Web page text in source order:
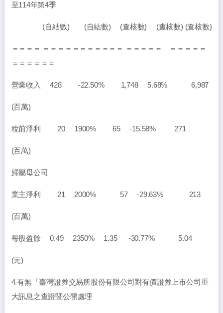
至114年第4季
(自結數) (自結數) (查核數) (查核數) (查核數)
＝＝＝＝ ＝＝＝＝＝＝＝＝＝＝＝ ＝＝＝＝＝ ＝＝＝＝＝
＝＝＝＝＝＝
營業收入 428 -22.50% 1,748 5.68% 6,987
(百萬)
稅前淨利 20 1900% 65 -15.58% 271
(百萬)
歸屬母公司
業主淨利 21 2000% 57 -29.63% 213
(百萬)
每股盈餘 0.49 2350% 1.35 -30.77% 5.04
(元)
4.有無「臺灣證券交易所股份有限公司對有價證券上市公司重
大訊息之查證暨公開處理